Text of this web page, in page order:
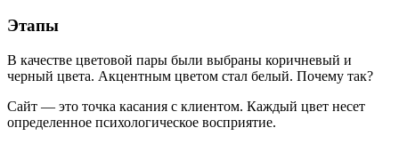
Этапы
В качестве цветовой пары были выбраны коричневый и
черный цвета. Акцентным цветом стал белый. Почему так?
Сайт — это точка касания с клиентом. Каждый цвет несет
определенное психологическое восприятие.